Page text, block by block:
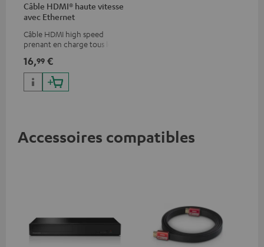
Câble HDMI® haute vitesse
avec Ethernet
Câble HDMI high speed
prenant en charge tous les
50/60p et 4K 3D
16,99 €
Accessoires compatibles